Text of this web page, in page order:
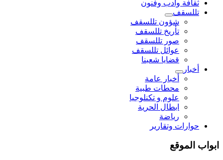
ثقافة وادب وفنون
تللسقف
شؤون تللسقف
تأريخ تللسقف
صور تللسقف
عوائل تللسقف
قضايا شعبنا
أخبار
أخبار عامة
محطات طبية
علوم و تکنلوجیا
ابطال الحرية
رياضة
حوارات وتقارير
ابواب الموقع